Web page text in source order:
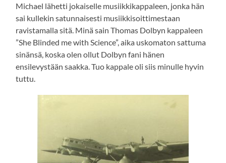
Michael lähetti jokaiselle musiikkikappaleen, jonka hän
sai kullekin satunnaisesti musiikkisoittimestaan
ravistamalla sitä. Minä sain Thomas Dolbyn kappaleen
”She Blinded me with Science”, aika uskomaton sattuma
sinänsä, koska olen ollut Dolbyn fani hänen
ensilevystään saakka. Tuo kappale oli siis minulle hyvin
tuttu.